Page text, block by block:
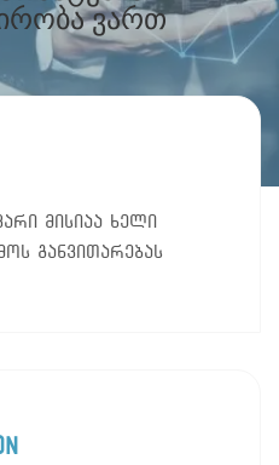
ვართ
მისიაა ხელი
განვითარებას